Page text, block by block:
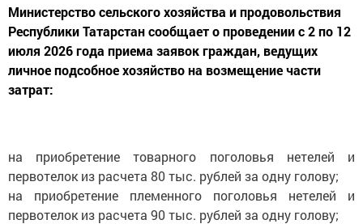
Министерство сельского хозяйства и продовольствия
Республики Татарстан сообщает о проведении с 2 по 12
июля 2026 года приема заявок граждан, ведущих
личное подсобное хозяйство на возмещение части
затрат:
на приобретение товарного поголовья нетелей и
первотелок из расчета 80 тыс. рублей за одну голову;
на приобретение племенного поголовья нетелей и
первотелок из расчета 90 тыс. рублей за одну голову;